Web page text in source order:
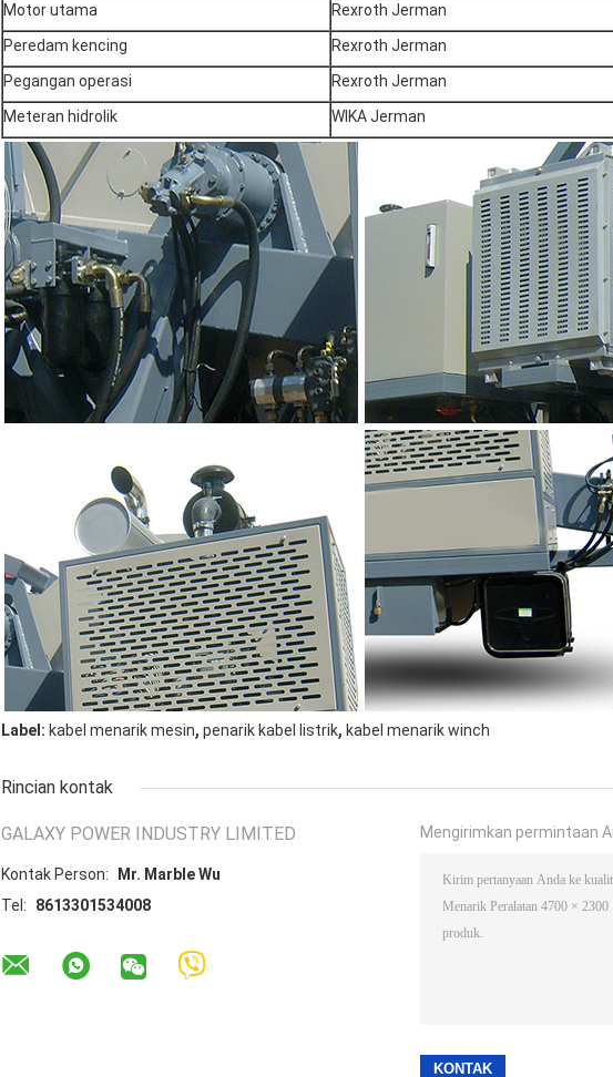
Motor utama
Rexroth Jerman
Peredam kencing
Rexroth Jerman
Pegangan operasi
Rexroth Jerman
Meteran hidrolik
WIKA Jerman
Label: kabel menarik mesin, penarik kabel listrik, kabel menarik winch
Rincian kontak
GALAXY POWER INDUSTRY LIMITED
Kontak Person:
Mr. Marble Wu
Tel:
8613301534008
Mengirimkan permintaan